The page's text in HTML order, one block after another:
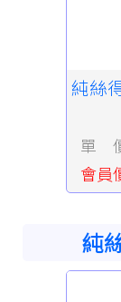
純絲
單
會員
純